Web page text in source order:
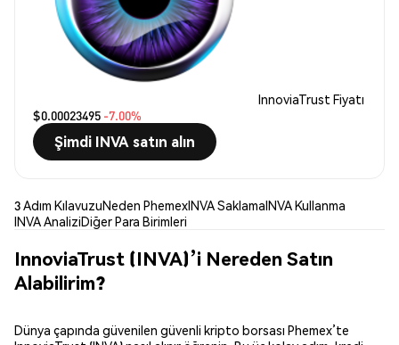
InnoviaTrust Fiyatı
$0.00023495 -7.00%
Şimdi INVA satın alın
3 Adım KılavuzuNeden PhemexINVA SaklamaINVA Kullanma
INVA AnaliziDiğer Para Birimleri
InnoviaTrust (INVA)’i Nereden Satın
Alabilirim?
Dünya çapında güvenilen güvenli kripto borsası Phemex’te